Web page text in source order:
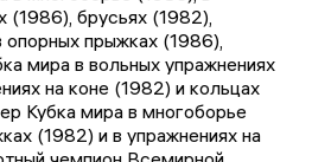
(1986), брусьях (1982),
прыжках (1986),
мира в вольных упражнениях
на коне (1982) и кольцах
Кубка мира в многоборье
(1982) и в упражнениях на